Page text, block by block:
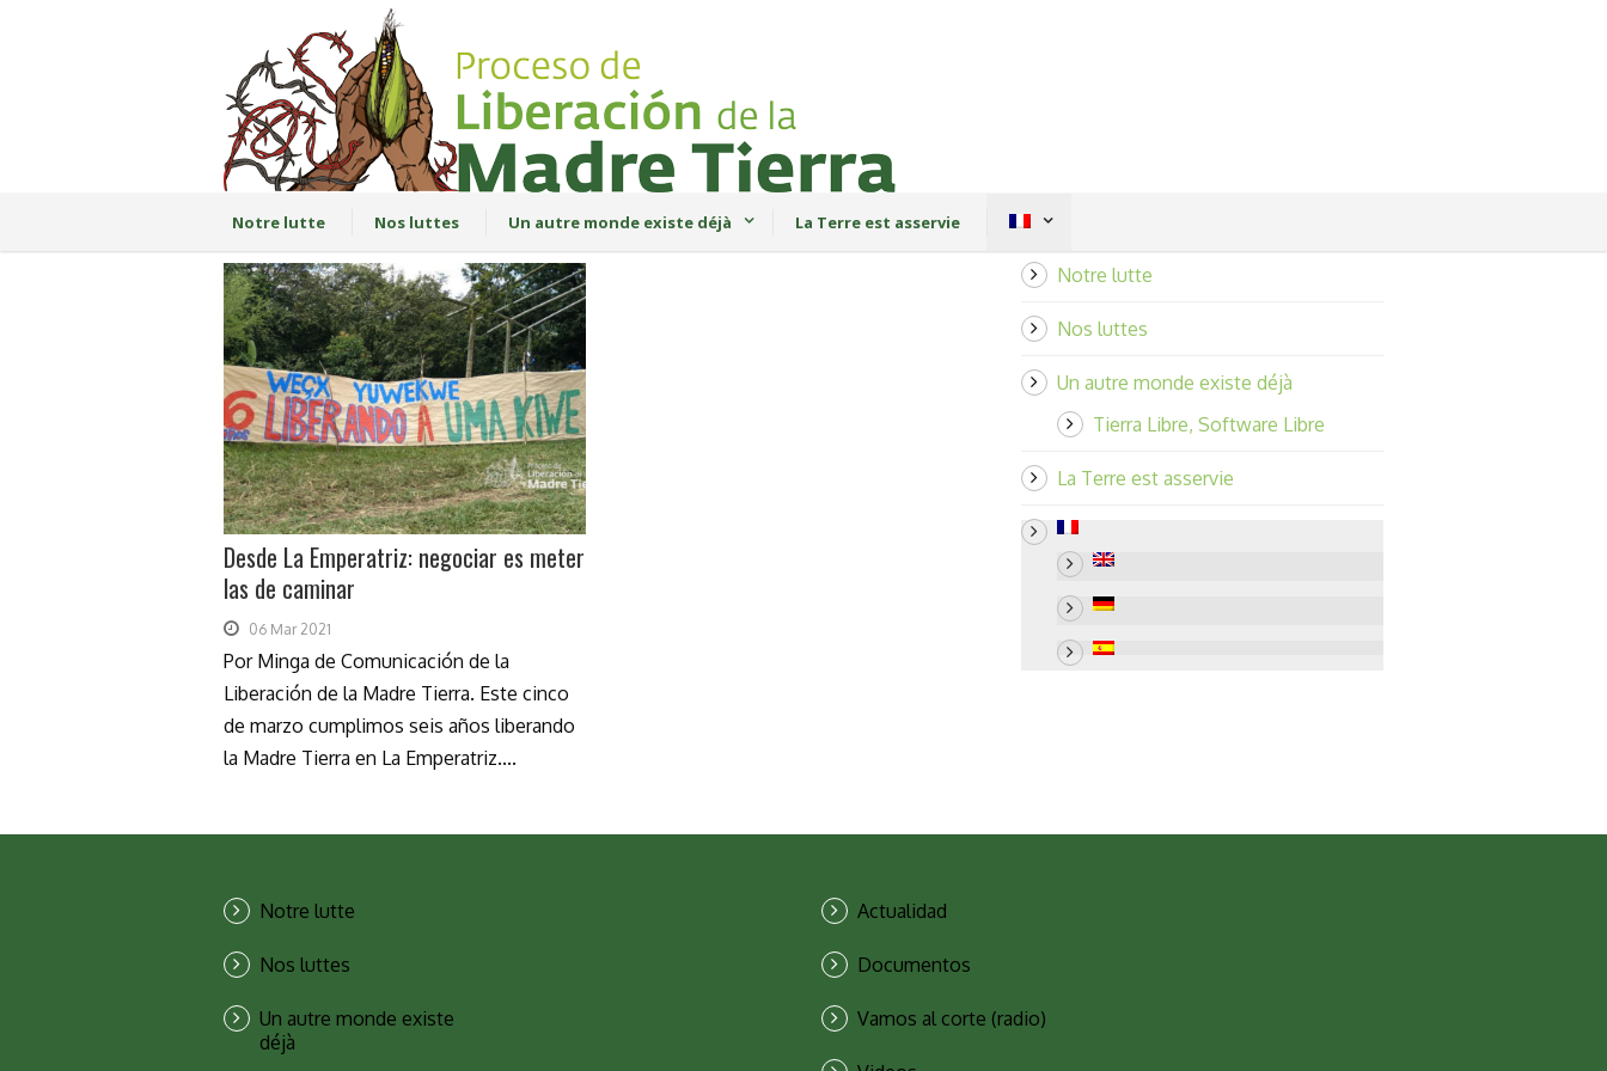
Notre lutte Nos luttes Un autre monde existe déjà La Terre est asservie
Desde La Emperatriz: negociar es meter
las de caminar
06 Mar 2021
Por Minga de Comunicación de la
Liberación de la Madre Tierra. Este cinco
de marzo cumplimos seis años liberando
la Madre Tierra en La Emperatriz....
Notre lutte
Nos luttes
Un autre monde existe déjà
Tierra Libre, Software Libre
La Terre est asservie
Notre lutte
Nos luttes
Un autre monde existe
déjà
Actualidad
Documentos
Vamos al corte (radio)